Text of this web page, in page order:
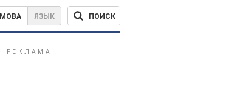
МОВА ЯЗЫК ПОИСК